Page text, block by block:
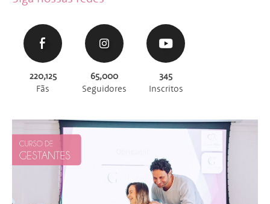
220,125
Fãs
65,000
Seguidores
345
Inscritos